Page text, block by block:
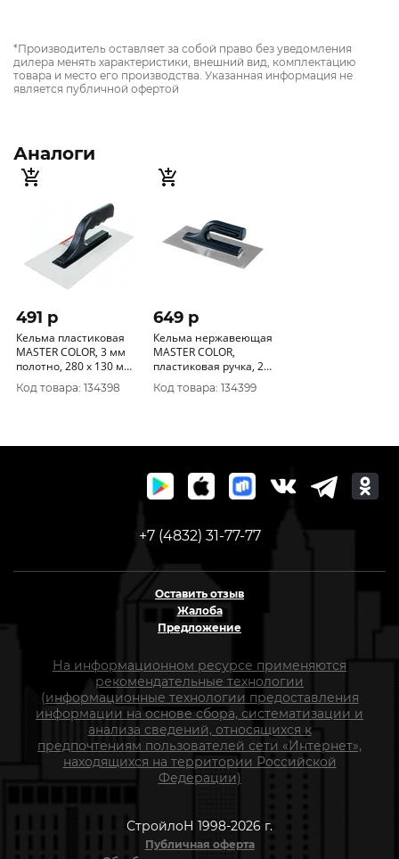
*Производитель оставляет за собой право без уведомления
дилера менять характеристики, внешний вид, комплектацию
товара и место его производства. Указанная информация не
является публичной офертой
Аналоги
491 p
Кельма пластиковая
MASTER COLOR, 3 мм
полотно, 280 x 130 мм
30-2010
Код товара: 134398
649 p
Кельма нержавеющая
MASTER COLOR,
пластиковая ручка, 270
x 130 мм 30-2012
Код товара: 134399
+7 (4832) 31-77-77
Оставить отзыв
Жалоба
Предложение
На информационном ресурсе применяются
рекомендательные технологии
(информационные технологии предоставления
информации на основе сбора, систематизации и
анализа сведений, относящихся к
предпочтениям пользователей сети «Интернет»,
находящихся на территории Российской
Федерации)
СтройлоН 1998-2026 г.
Публичная оферта